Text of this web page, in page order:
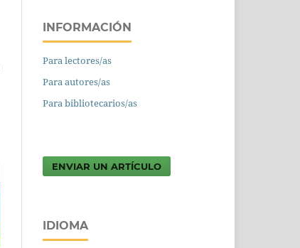
INFORMACIÓN
Para lectores/as
Para autores/as
Para bibliotecarios/as
ENVIAR UN ARTÍCULO
IDIOMA